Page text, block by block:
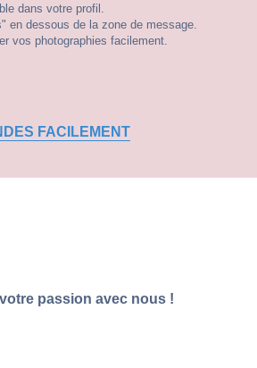
dans votre profil.
en dessous de la zone de message.
vos photographies facilement.
FACILEMENT
passion avec nous !